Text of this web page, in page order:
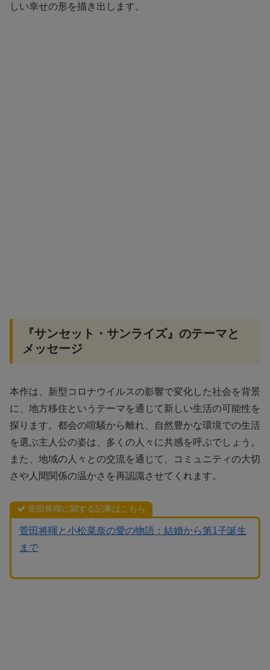
しい幸せの形を描き出します。
『サンセット・サンライズ』のテーマと
メッセージ
本作は、新型コロナウイルスの影響で変化した社会を背景
に、地方移住というテーマを通じて新しい生活の可能性を
探ります。都会の喧騒から離れ、自然豊かな環境での生活
を選ぶ主人公の姿は、多くの人々に共感を呼ぶでしょう。
また、地域の人々との交流を通じて、コミュニティの大切
さや人間関係の温かさを再認識させてくれます。
菅田将暉に関する記事はこちら
菅田将暉と小松菜奈の愛の物語：結婚から第1子誕生
まで